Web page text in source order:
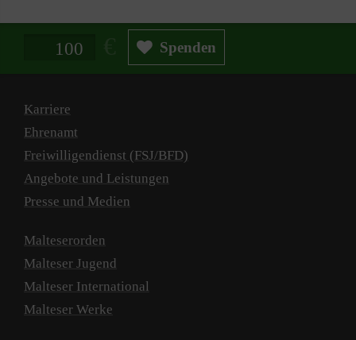
Spendenbetrag in Euro Spenden
Karriere
Ehrenamt
Freiwilligendienst (FSJ/BFD)
Angebote und Leistungen
Presse und Medien
Malteserorden
Malteser Jugend
Malteser International
Malteser Werke